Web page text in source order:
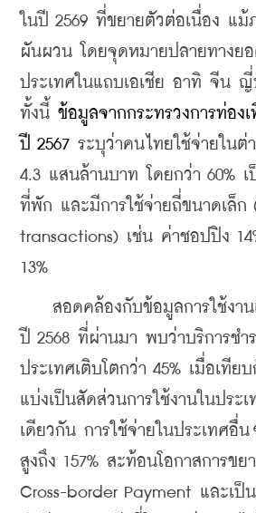
ในปี 2569 ที่ขยายตัวต่อเนื่อง แม้
ผันผวน โดยจุดหมายปลายทางย
ประเทศในแถบเอเชีย อาทิ จีน
ทั้งนี้ ข้อมูลจากกระทรวงการท่อง
ปี 2567 ระบุว่าคนไทยใช้จ่ายในต่
4.3 แสนล้านบาท โดยกว่า 60% เ
ที่พัก และมีการใช้จ่ายถี่ขนาดเล็ก
transactions) เช่น ค่าชอปปิง
13%
สอดคล้องกับข้อมูลการใช้งาน
ปี 2568 ที่ผ่านมา พบว่าบริการชำร
ประเทศเติบโตกว่า 45% เมื่อเที
แบ่งเป็นสัดส่วนการใช้งานในประ
เดียวกัน การใช้จ่ายในประเทศอื่
สูงถึง 157% สะท้อนโอกาสการขย
Cross-border Payment และเป็